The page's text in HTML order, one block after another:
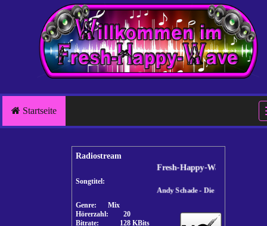
Startseite
Radiostream
Fresh-Happy-Wave
Songtitel:
Andy Schade - Die neue BVB Hymne
Hörerzahl:
20
Bitrate:
128 KBits
Genre: Mix